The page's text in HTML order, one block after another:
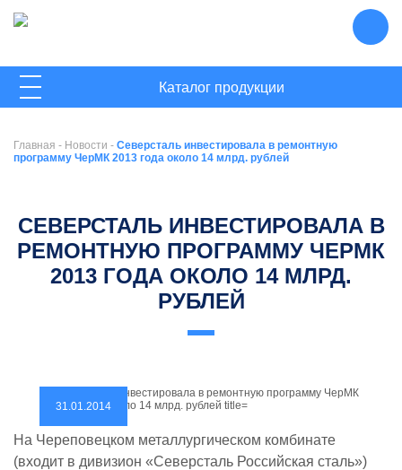
ГЛАВНАЯ
НОВОСТИ
Каталог продукции
Главная - Новости - Северсталь инвестировала в ремонтную
программу ЧерМК 2013 года около 14 млрд. рублей
СЕВЕРСТАЛЬ ИНВЕСТИРОВАЛА В
РЕМОНТНУЮ ПРОГРАММУ ЧЕРМК
2013 ГОДА ОКОЛО 14 МЛРД.
РУБЛЕЙ
31.01.2014
На Череповецком металлургическом комбинате
(входит в дивизион «Северсталь Российская сталь»)